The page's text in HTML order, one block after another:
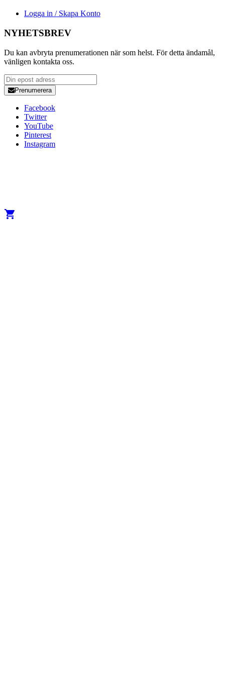
Logga in / Skapa Konto
NYHETSBREV
Du kan avbryta prenumerationen när som helst. För detta ändamål,
vänligen kontakta oss.
Prenumerera
Facebook
Twitter
YouTube
Pinterest
Instagram
